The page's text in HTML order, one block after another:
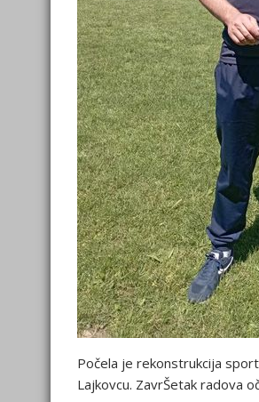
Počela je rekonstrukcija
Lajkovcu. ZavrŠetak radova